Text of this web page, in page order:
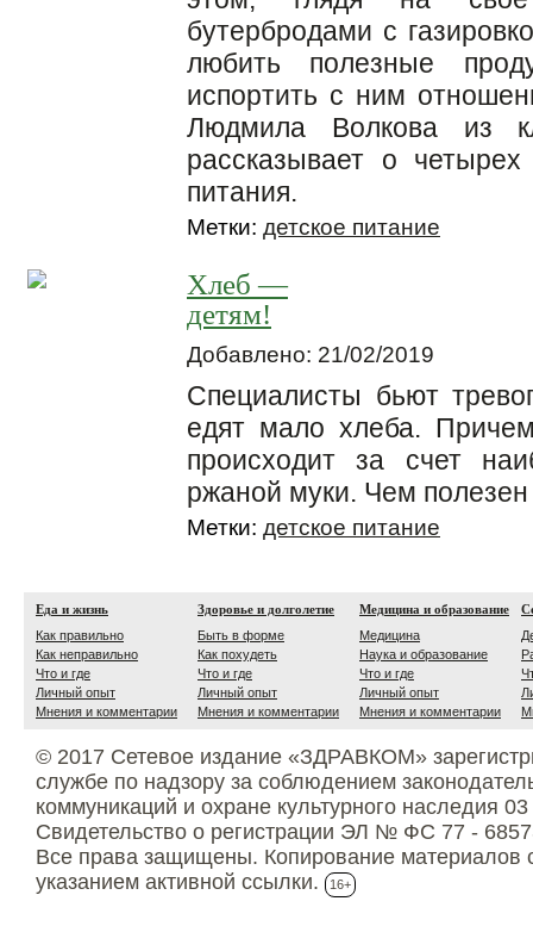
бутербродами с
любить полезные
испортить с ним
Людмила Волкова из
рассказывает о
питания.
Метки: детское питание
Хлеб —
детям!
Добавлено: 21/02/2019
Специалисты бьют
едят мало хлеба.
происходит за счет
ржаной муки. Чем
Метки: детское питание
Еда и жизнь
Как правильно
Как неправильно
Что и где
Личный опыт
Мнения и комментарии
Здоровье и долголетие
Быть в форме
Как похудеть
Что и где
Личный опыт
Мнения и комментарии
Медицина и образование
Медицина
Наука и образование
Что и где
Личный опыт
Мнения и комментарии
© 2017 Сетевое издание «ЗДРАВКОМ»
службе по надзору за соблюдением
коммуникаций и охране культурного наследия
Свидетельство о регистрации ЭЛ № ФС 77 -
Все права защищены. Копирование материалов
указанием активной ссылки.
16+